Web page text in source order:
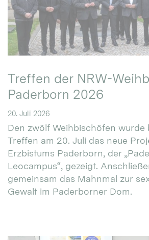
Treffen der NRW-
Paderborn 2026
20. Juli 2026
Den zwölf Weihbischöfen wurde
Treffen am 20. Juli das neue
Erzbistums Paderborn, der
Leocampus“, gezeigt.
gemeinsam das Mahnmal zur
Gewalt im Paderborner Dom.